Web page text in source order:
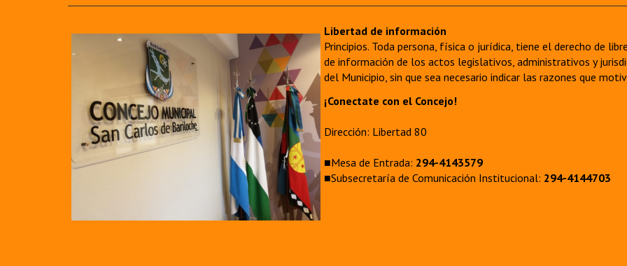
Libertad de información
Principios. Toda persona, física o jurídica, tiene el derecho de
de información de los actos legislativos, administrativos y
del Municipio, sin que sea necesario indicar las razones que
¡Conectate con el Concejo!
Dirección: Libertad 80
■Mesa de Entrada: 294-4143579
■Subsecretaría de Comunicación Institucional: 294-4144703